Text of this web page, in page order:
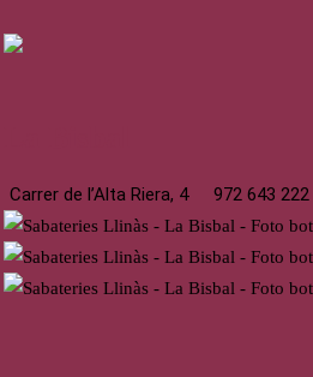
Carrer de l’Alta Riera, 4 972 643 222